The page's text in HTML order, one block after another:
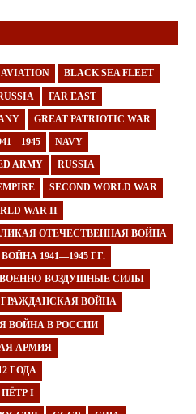
AVIATION BLACK SEA FLEET
FAR EAST
GREAT PATRIOTIC WAR
NAVY
ARMY RUSSIA
SECOND WORLD WAR
WAR II
ОТЕЧЕСТВЕННАЯ ВОЙНА
1941—1945 ГГ.
ВОЕННО-ВОЗДУШНЫЕ СИЛЫ
ГРАЖДАНСКАЯ ВОЙНА
ВОЙНА В РОССИИ
АРМИЯ
ГОДА
ПЁТР I